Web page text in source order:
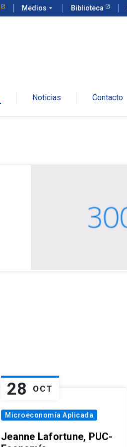
Medios arrow_drop_down Biblioteca
Noticias Contacto
28 OCT
Microeconomía Aplicada
Jeanne Lafortune, PUC-